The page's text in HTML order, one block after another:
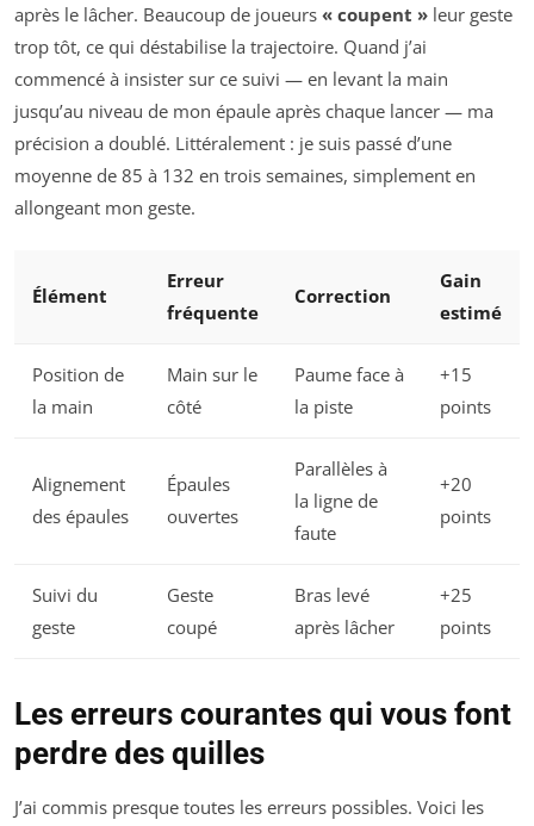
après le lâcher. Beaucoup de joueurs « coupent » leur geste
trop tôt, ce qui déstabilise la trajectoire. Quand j’ai
commencé à insister sur ce suivi — en levant la main
jusqu’au niveau de mon épaule après chaque lancer — ma
précision a doublé. Littéralement : je suis passé d’une
moyenne de 85 à 132 en trois semaines, simplement en
allongeant mon geste.
Élément
Erreur
fréquente
Correction
Gain
estimé
Position de
la main
Main sur le
côté
Paume face à
la piste
+15
points
Alignement
des épaules
Épaules
ouvertes
Parallèles à
la ligne de
faute
+20
points
Suivi du
geste
Geste
coupé
Bras levé
après lâcher
+25
points
Les erreurs courantes qui vous font
perdre des quilles
J’ai commis presque toutes les erreurs possibles. Voici les